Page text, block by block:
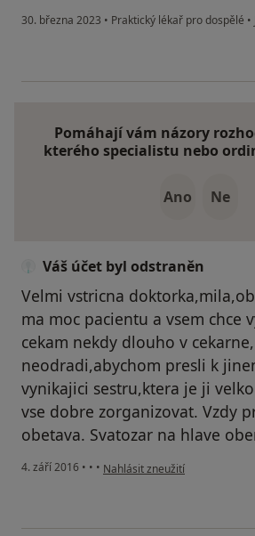
30. března 2023 • Praktický lékař pro dospělé •
Pomáhají vám názory
kterého specialistu nebo
Ano Ne
Váš účet byl odstraněn
Velmi vstricna
ma moc pacientu a vsem chce
cekam nekdy dlouho v
neodradi,abychom presli k
vynikajici sestru,ktera je ji
vse dobre zorganizovat. Vzdy
obetava. Svatozar na hlave
4. září 2016 • • • podle názoru uživatele Váš
Nahlásit zneužití